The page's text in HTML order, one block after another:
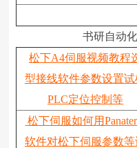
书研自动
松下A4伺服视频教程
型接线软件参数设置试
PLC定位控制等
松下伺服如何用
软件对松下伺服参数等